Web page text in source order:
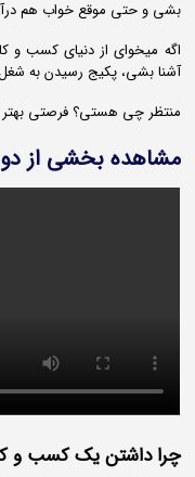
بشی و حتی موقع خواب هم
اگه میخوای از دنیای کسب و
آشنا بشی، پکیج رسیدن به شغل
منتظر چی هستی؟ فرصتی بهتر
مشاهده بخشی از
چرا داشتن یک كسب و